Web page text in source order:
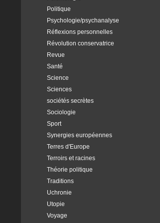
Politique
Psychologie/psychanalyse
Réflexions personnelles
Révolution conservatrice
Revue
Santé
Science
Sciences
sociétés secrètes
Sociologie
Sport
Synergies européennes
Terres d'Europe
Terroirs et racines
Théorie politique
Traditions
Uchronie
Utopie
Voyage